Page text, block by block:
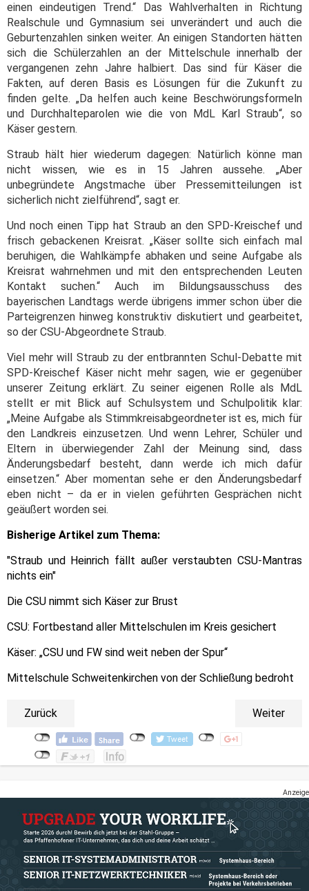
einen eindeutigen Trend.“ Das Wahlverhalten in Richtung
Realschule und Gymnasium sei unverändert und auch die
Geburtenzahlen sinken weiter. An einigen Standorten hätten
sich die Schülerzahlen an der Mittelschule innerhalb der
vergangenen zehn Jahre halbiert. Das sind für Käser die
Fakten, auf deren Basis es Lösungen für die Zukunft zu
finden gelte. „Da helfen auch keine Beschwörungsformeln
und Durchhalteparolen wie die von MdL Karl Straub“, so
Käser gestern.
Straub hält hier wiederum dagegen: Natürlich könne man
nicht wissen, wie es in 15 Jahren aussehe. „Aber
unbegründete Angstmache über Pressemitteilungen ist
sicherlich nicht zielführend“, sagt er.
Und noch einen Tipp hat Straub an den SPD-Kreischef und
frisch gebackenen Kreisrat. „Käser sollte sich einfach mal
beruhigen, die Wahlkämpfe abhaken und seine Aufgabe als
Kreisrat wahrnehmen und mit den entsprechenden Leuten
Kontakt suchen.“ Auch im Bildungsausschuss des
bayerischen Landtags werde übrigens immer schon über die
Parteigrenzen hinweg konstruktiv diskutiert und gearbeitet,
so der CSU-Abgeordnete Straub.
Viel mehr will Straub zu der entbrannten Schul-Debatte mit
SPD-Kreischef Käser nicht mehr sagen, wie er gegenüber
unserer Zeitung erklärt. Zu seiner eigenen Rolle als MdL
stellt er mit Blick auf Schulsystem und Schulpolitik klar:
„Meine Aufgabe als Stimmkreisabgeordneter ist es, mich für
den Landkreis einzusetzen. Und wenn Lehrer, Schüler und
Eltern in überwiegender Zahl der Meinung sind, dass
Änderungsbedarf besteht, dann werde ich mich dafür
einsetzen.“ Aber momentan sehe er den Änderungsbedarf
eben nicht – da er in vielen geführten Gesprächen nicht
geäußert worden sei.
Bisherige Artikel zum Thema:
"Straub und Heinrich fällt außer verstaubten CSU-Mantras
nichts ein"
Die CSU nimmt sich Käser zur Brust
CSU: Fortbestand aller Mittelschulen im Kreis gesichert
Käser: „CSU und FW sind weit neben der Spur“
Mittelschule Schweitenkirchen von der Schließung bedroht
Zurück Weiter
Anzeige